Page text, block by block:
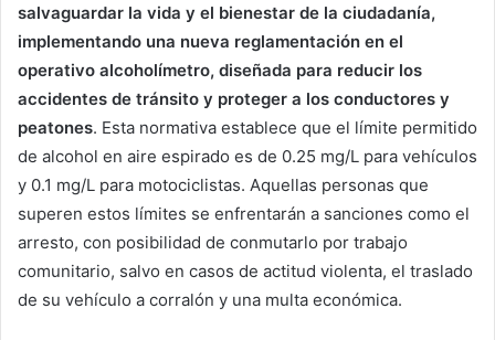
salvaguardar la vida y el bienestar de la ciudadanía,
implementando una nueva reglamentación en el
operativo alcoholímetro, diseñada para reducir los
accidentes de tránsito y proteger a los conductores y
peatones. Esta normativa establece que el límite permitido
de alcohol en aire espirado es de 0.25 mg/L para vehículos
y 0.1 mg/L para motociclistas. Aquellas personas que
superen estos límites se enfrentarán a sanciones como el
arresto, con posibilidad de conmutarlo por trabajo
comunitario, salvo en casos de actitud violenta, el traslado
de su vehículo a corralón y una multa económica.